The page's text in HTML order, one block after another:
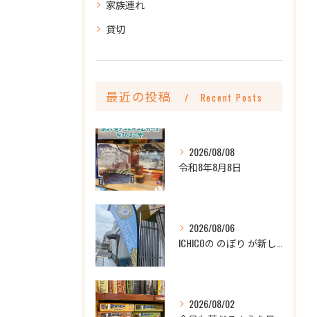
家族連れ
貸切
最近の投稿 Recent Posts
2026/08/08
令和8年8月8日
2026/08/06
2026/08/02